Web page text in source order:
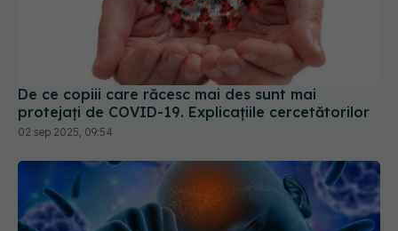
De ce copiii care răcesc mai des sunt mai
protejați de COVID-19. Explicațiile cercetătorilor
02 sep 2025, 09:54